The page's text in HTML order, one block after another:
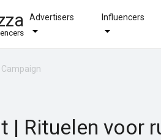
Advertisers Influencers
Campaign
| Rituelen voor